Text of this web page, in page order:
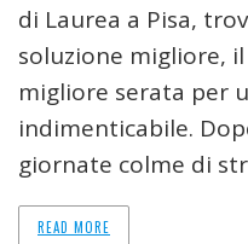
di Laurea a Pisa,
soluzione migliore,
migliore serata per
indimenticabile.
giornate colme di
READ MORE